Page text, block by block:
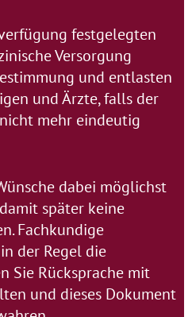
festgelegten
Versorgung
und entlasten
und Ärzte, falls der
mehr eindeutig
dabei möglichst
später keine
Fachkundige
der Regel die
Sie Rücksprache mit
und dieses Dokument